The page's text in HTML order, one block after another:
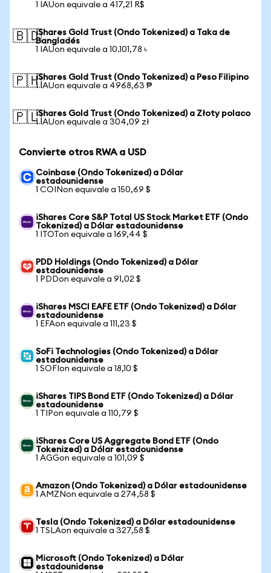
1 IAUon equivale a 417,21 R$
🇧🇩iShares Gold Trust (Ondo Tokenized) a Taka de
Bangladés
1 IAUon equivale a 10.101,78 ৳
🇵🇭iShares Gold Trust (Ondo Tokenized) a Peso Filipino
1 IAUon equivale a 4968,63 ₱
🇵🇱iShares Gold Trust (Ondo Tokenized) a Złoty polaco
1 IAUon equivale a 304,09 zł
Convierte otros RWA a USD
Coinbase (Ondo Tokenized) a Dólar
estadounidense
1 COINon equivale a 150,69 $
iShares Core S&P Total US Stock Market ETF (Ondo
Tokenized) a Dólar estadounidense
1 ITOTon equivale a 169,44 $
PDD Holdings (Ondo Tokenized) a Dólar
estadounidense
1 PDDon equivale a 91,02 $
iShares MSCI EAFE ETF (Ondo Tokenized) a Dólar
estadounidense
1 EFAon equivale a 111,23 $
SoFi Technologies (Ondo Tokenized) a Dólar
estadounidense
1 SOFIon equivale a 18,10 $
iShares TIPS Bond ETF (Ondo Tokenized) a Dólar
estadounidense
1 TIPon equivale a 110,79 $
iShares Core US Aggregate Bond ETF (Ondo
Tokenized) a Dólar estadounidense
1 AGGon equivale a 101,09 $
Amazon (Ondo Tokenized) a Dólar estadounidense
1 AMZNon equivale a 274,58 $
Tesla (Ondo Tokenized) a Dólar estadounidense
1 TSLAon equivale a 327,58 $
Microsoft (Ondo Tokenized) a Dólar
estadounidense